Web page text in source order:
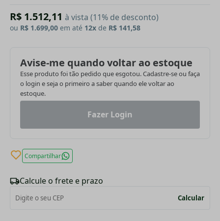
R$ 1.512,11 à vista (11% de desconto)
ou R$ 1.699,00 em até 12x de R$ 141,58
Avise-me quando voltar ao estoque
Esse produto foi tão pedido que esgotou. Cadastre-se ou faça
o login e seja o primeiro a saber quando ele voltar ao
estoque.
Fazer Login
Compartilhar
Calcule o frete e prazo
Calcular